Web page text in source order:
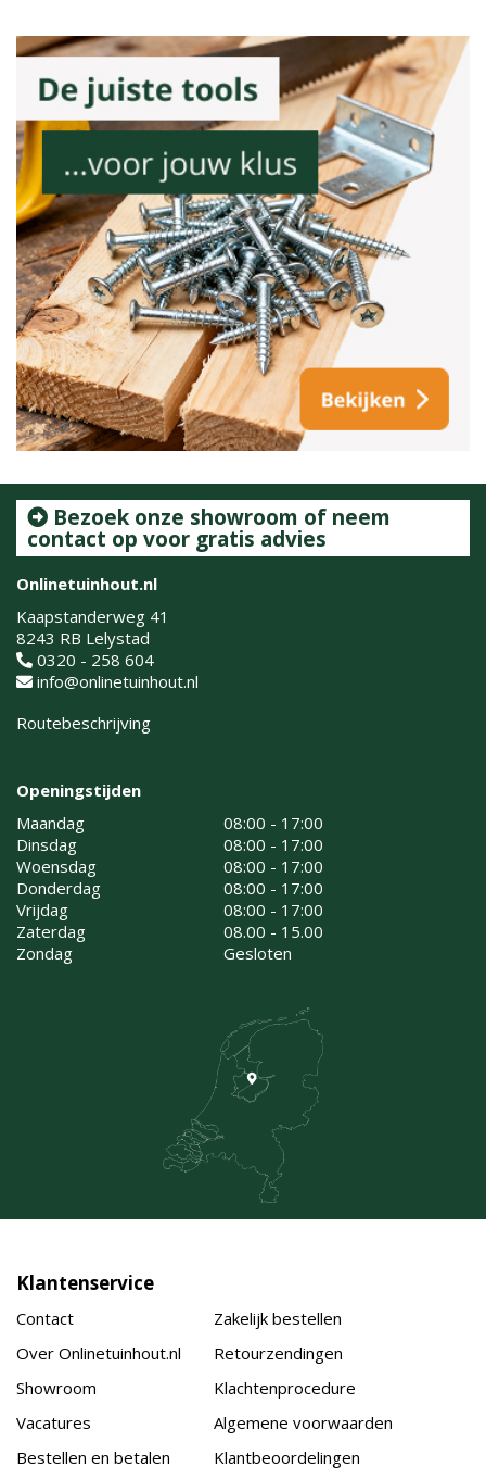
Bezoek onze showroom of neem
contact op voor gratis advies
Onlinetuinhout.nl
Kaapstanderweg 41
8243 RB Lelystad
0320 - 258 604
info@onlinetuinhout.nl
Routebeschrijving
Openingstijden
Maandag
08:00 - 17:00
Dinsdag
08:00 - 17:00
Woensdag
08:00 - 17:00
Donderdag
08:00 - 17:00
Vrijdag
08:00 - 17:00
Zaterdag
08.00 - 15.00
Zondag
Gesloten
Klantenservice
Contact
Over Onlinetuinhout.nl
Showroom
Vacatures
Bestellen en betalen
Zakelijk bestellen
Retourzendingen
Klachtenprocedure
Algemene voorwaarden
Klantbeoordelingen